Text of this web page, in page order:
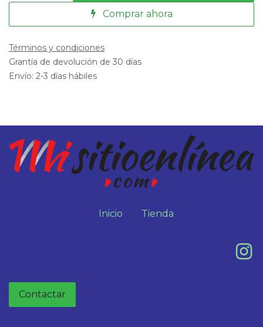
Comprar ahora
Términos y condiciones
Grantía de devolución de 30 días
Envío: 2-3 días hábiles
Inicio Tienda
Contactar